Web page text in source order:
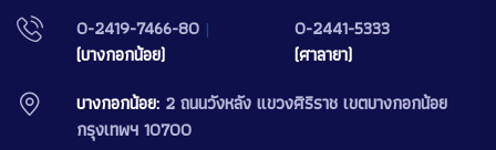
0-2419-7466-80 |
(บางกอกน้อย)
0-2441-5333
(ศาลายา)
บางกอกน้อย: 2 ถนนวังหลัง แขวงศิริราช เขตบางกอกน้อย
กรุงเทพฯ 10700